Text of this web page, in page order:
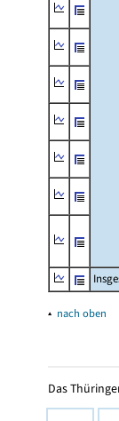
▴ nach oben
Das